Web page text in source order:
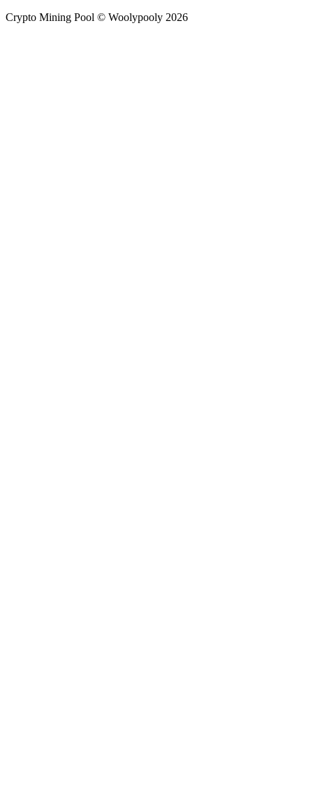
Crypto Mining Pool © Woolypooly 2026